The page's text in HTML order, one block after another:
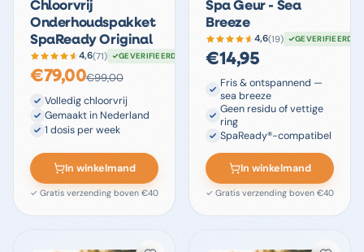
Chloorvrij
Onderhoudspakket
SpaReady Original
4,6(71) GEVERIFIEERD
€79,00€99,00
Volledig chloorvrij
Gemaakt in Nederland
1 dosis per week
In winkelmand
✓ Gratis verzending boven €40
Spa Geur - Sea
Breeze
4,6(19) GEVERIFIEERD
€14,95
Fris & ontspannend —
sea breeze
Geen residu of vettige
ring
SpaReady®-compatibel
In winkelmand
✓ Gratis verzending boven €40